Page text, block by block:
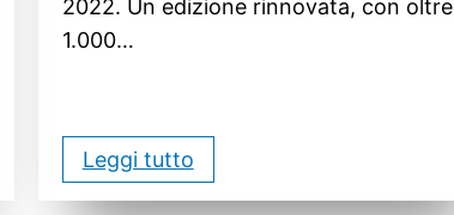
2022. Un edizione rinnovata, con oltre
1.000…
Leggi tutto